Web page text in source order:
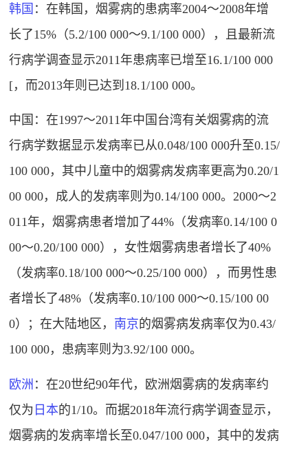
韩国 ：在韩国，烟雾病的患病率2004～2008年增
长了15%（5.2/100 000～9.1/100 000），且最新流
行病学调查显示2011年患病率已增至16.1/100 000
[，而2013年则已达到18.1/100 000。
中国：在1997～2011年中国台湾有关烟雾病的流
行病学数据显示发病率已从0.048/100 000升至0.15/
100 000，其中儿童中的烟雾病发病率更高为0.20/1
00 000，成人的发病率则为0.14/100 000。2000～2
011年，烟雾病患者增加了44%（发病率0.14/100 0
00～0.20/100 000），女性烟雾病患者增长了40%
（发病率0.18/100 000～0.25/100 000），而男性患
者增长了48%（发病率0.10/100 000～0.15/100 00
0）；在大陆地区， 南京的烟雾病发病率仅为0.43/
100 000，患病率则为3.92/100 000。
欧洲 ：在20世纪90年代，欧洲烟雾病的发病率约
仅为 日本的1/10。而据2018年流行病学调查显示，
烟雾病的发病率增长至0.047/100 000，其中的发病